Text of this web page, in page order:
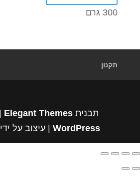
300 גרם
תקנון
תבנית Elegant Themes
WordPress | עיצוב על ידי